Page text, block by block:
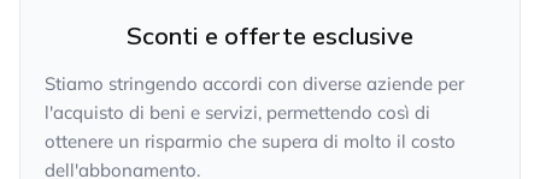
Sconti e offerte esclusive
Stiamo stringendo accordi con diverse aziende per
l'acquisto di beni e servizi, permettendo così di
ottenere un risparmio che supera di molto il costo
dell'abbonamento.